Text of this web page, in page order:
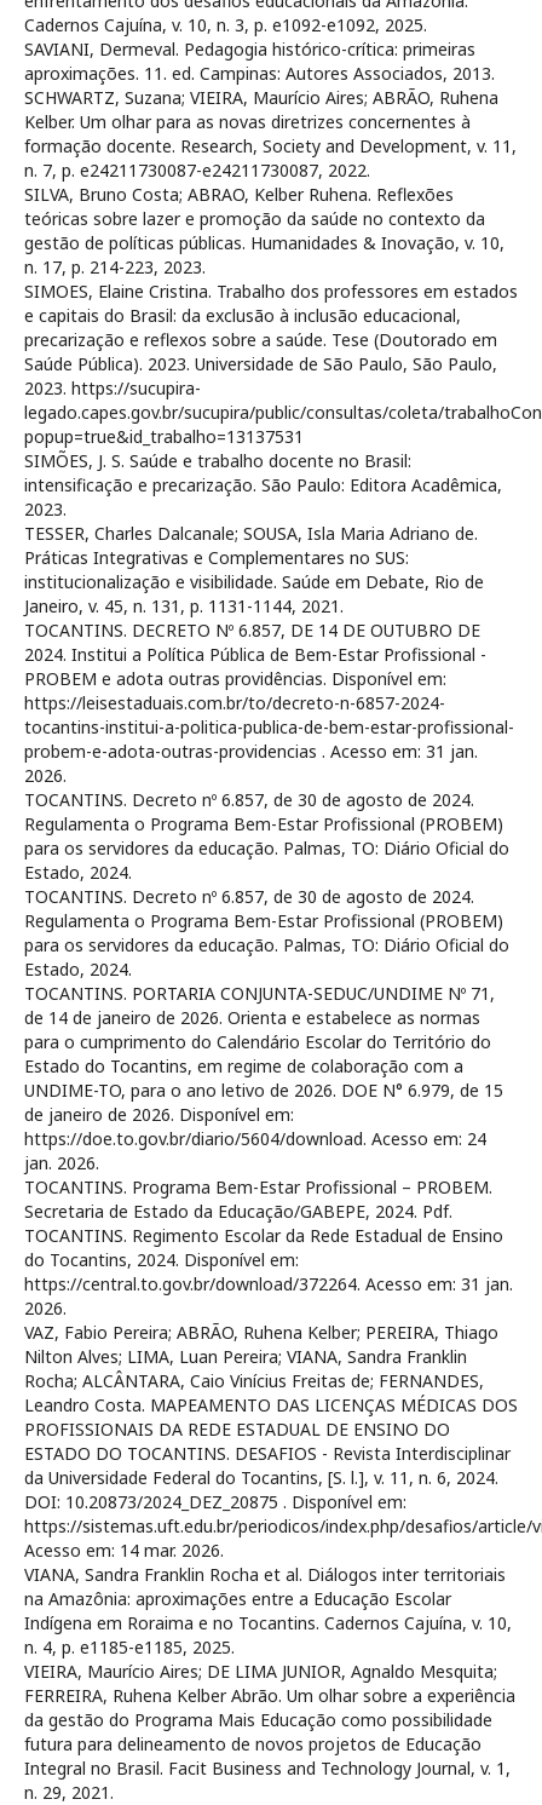
Cadernos Cajuína, v. 10, n. 3, p. e1092-e1092, 2025.
SAVIANI, Dermeval. Pedagogia histórico-crítica: primeiras
aproximações. 11. ed. Campinas: Autores Associados, 2013.
SCHWARTZ, Suzana; VIEIRA, Maurício Aires; ABRÃO, Ruhena
Kelber. Um olhar para as novas diretrizes concernentes à
formação docente. Research, Society and Development, v. 11,
n. 7, p. e24211730087-e24211730087, 2022.
SILVA, Bruno Costa; ABRAO, Kelber Ruhena. Reflexões
teóricas sobre lazer e promoção da saúde no contexto da
gestão de políticas públicas. Humanidades & Inovação, v. 10,
n. 17, p. 214-223, 2023.
SIMOES, Elaine Cristina. Trabalho dos professores em estados
e capitais do Brasil: da exclusão à inclusão educacional,
precarização e reflexos sobre a saúde. Tese (Doutorado em
Saúde Pública). 2023. Universidade de São Paulo, São Paulo,
2023. https://sucupira-
legado.capes.gov.br/sucupira/public/consultas/coleta/
popup=true&id_trabalho=13137531
SIMÕES, J. S. Saúde e trabalho docente no Brasil:
intensificação e precarização. São Paulo: Editora Acadêmica,
2023.
TESSER, Charles Dalcanale; SOUSA, Isla Maria Adriano de.
Práticas Integrativas e Complementares no SUS:
institucionalização e visibilidade. Saúde em Debate, Rio de
Janeiro, v. 45, n. 131, p. 1131-1144, 2021.
TOCANTINS. DECRETO Nº 6.857, DE 14 DE OUTUBRO DE
2024. Institui a Política Pública de Bem-Estar Profissional -
PROBEM e adota outras providências. Disponível em:
https://leisestaduais.com.br/to/decreto-n-6857-2024-
tocantins-institui-a-politica-publica-de-bem-estar-profissional-
probem-e-adota-outras-providencias . Acesso em: 31 jan.
2026.
TOCANTINS. Decreto nº 6.857, de 30 de agosto de 2024.
Regulamenta o Programa Bem-Estar Profissional (PROBEM)
para os servidores da educação. Palmas, TO: Diário Oficial do
Estado, 2024.
TOCANTINS. Decreto nº 6.857, de 30 de agosto de 2024.
Regulamenta o Programa Bem-Estar Profissional (PROBEM)
para os servidores da educação. Palmas, TO: Diário Oficial do
Estado, 2024.
TOCANTINS. PORTARIA CONJUNTA-SEDUC/UNDIME Nº 71,
de 14 de janeiro de 2026. Orienta e estabelece as normas
para o cumprimento do Calendário Escolar do Território do
Estado do Tocantins, em regime de colaboração com a
UNDIME-TO, para o ano letivo de 2026. DOE N° 6.979, de 15
de janeiro de 2026. Disponível em:
https://doe.to.gov.br/diario/5604/download. Acesso em: 24
jan. 2026.
TOCANTINS. Programa Bem-Estar Profissional – PROBEM.
Secretaria de Estado da Educação/GABEPE, 2024. Pdf.
TOCANTINS. Regimento Escolar da Rede Estadual de Ensino
do Tocantins, 2024. Disponível em:
https://central.to.gov.br/download/372264. Acesso em: 31 jan.
2026.
VAZ, Fabio Pereira; ABRÃO, Ruhena Kelber; PEREIRA, Thiago
Nilton Alves; LIMA, Luan Pereira; VIANA, Sandra Franklin
Rocha; ALCÂNTARA, Caio Vinícius Freitas de; FERNANDES,
Leandro Costa. MAPEAMENTO DAS LICENÇAS MÉDICAS DOS
PROFISSIONAIS DA REDE ESTADUAL DE ENSINO DO
ESTADO DO TOCANTINS. DESAFIOS - Revista Interdisciplinar
da Universidade Federal do Tocantins, [S. l.], v. 11, n. 6, 2024.
DOI: 10.20873/2024_DEZ_20875 . Disponível em:
https://sistemas.uft.edu.br/periodicos/index.php/desafios/article/
Acesso em: 14 mar. 2026.
VIANA, Sandra Franklin Rocha et al. Diálogos inter territoriais
na Amazônia: aproximações entre a Educação Escolar
Indígena em Roraima e no Tocantins. Cadernos Cajuína, v. 10,
n. 4, p. e1185-e1185, 2025.
VIEIRA, Maurício Aires; DE LIMA JUNIOR, Agnaldo Mesquita;
FERREIRA, Ruhena Kelber Abrão. Um olhar sobre a experiência
da gestão do Programa Mais Educação como possibilidade
futura para delineamento de novos projetos de Educação
Integral no Brasil. Facit Business and Technology Journal, v. 1,
n. 29, 2021.